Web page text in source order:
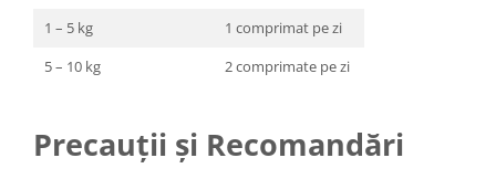
1 – 5 kg
1 comprimat pe zi
5 – 10 kg
2 comprimate pe zi
Precauții și Recomandări